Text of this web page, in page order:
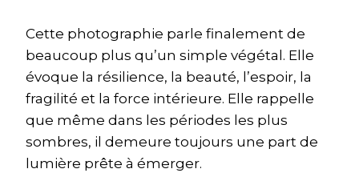
Cette photographie parle finalement de
beaucoup plus qu’un simple végétal. Elle
évoque la résilience, la beauté, l’espoir, la
fragilité et la force intérieure. Elle rappelle
que même dans les périodes les plus
sombres, il demeure toujours une part de
lumière prête à émerger.